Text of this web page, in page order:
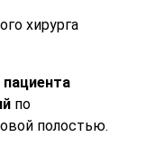
хирурга
по
полостью.